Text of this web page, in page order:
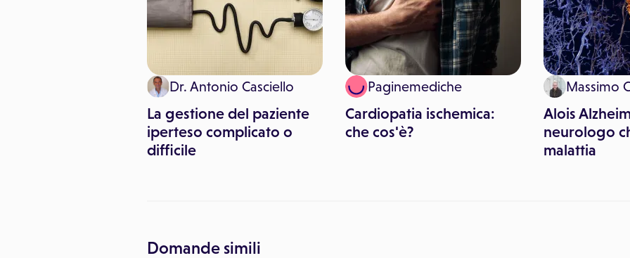
Dr. Antonio Casciello
La gestione del paziente
iperteso complicato o
difficile
Paginemediche
Cardiopatia ischemica:
che cos'è?
Massimo
Alois
neurologo
malattia
Domande simili